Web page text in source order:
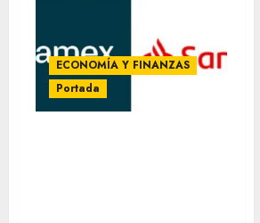
ECONOMÍA Y FINANZAS
Portada